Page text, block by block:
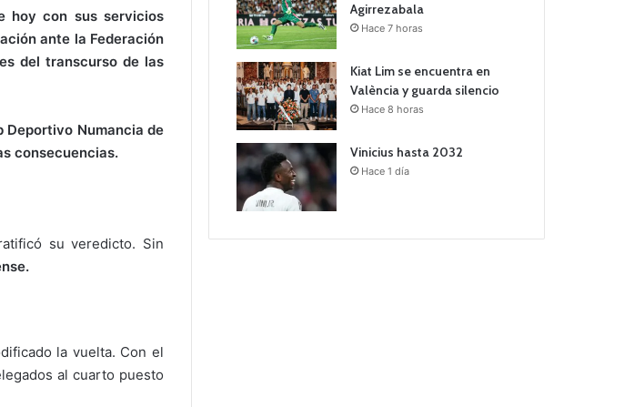
hoy con sus servicios
ante la Federación
del transcurso de las
Deportivo Numancia de
consecuencias.
su veredicto. Sin
la vuelta. Con el
al cuarto puesto
Agirrezabala
Hace 7 horas
Kiat Lim se encuentra en
València y guarda silencio
Hace 8 horas
Vinicius hasta 2032
Hace 1 día